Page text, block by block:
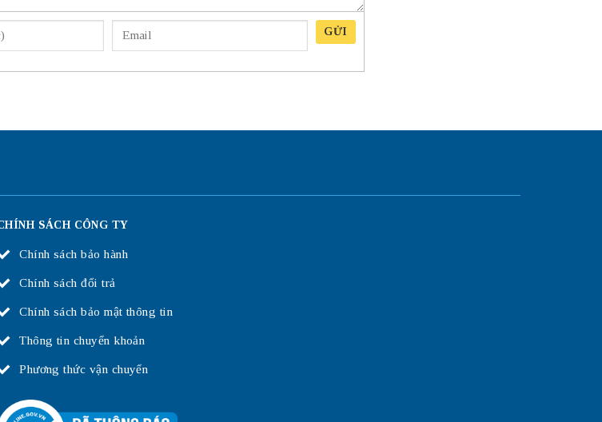
GỬI
SÁCH CÔNG TY
Chính sách bảo hành
Chính sách đổi trả
Chính sách bảo mật thông tin
Thông tin chuyển khoản
Phương thức vận chuyển